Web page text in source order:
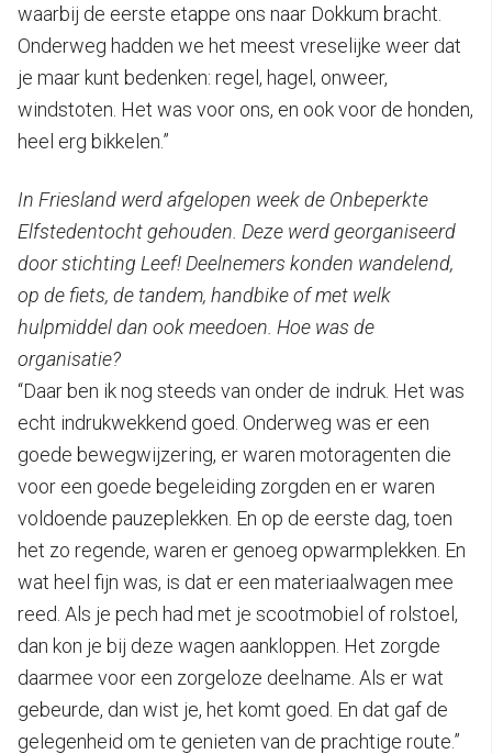
waarbij de eerste etappe ons naar Dokkum bracht.
Onderweg hadden we het meest vreselijke weer dat
je maar kunt bedenken: regel, hagel, onweer,
windstoten. Het was voor ons, en ook voor de honden,
heel erg bikkelen.”
In Friesland werd afgelopen week de Onbeperkte
Elfstedentocht gehouden. Deze werd georganiseerd
door stichting Leef! Deelnemers konden wandelend,
op de fiets, de tandem, handbike of met welk
hulpmiddel dan ook meedoen. Hoe was de
organisatie?
“Daar ben ik nog steeds van onder de indruk. Het was
echt indrukwekkend goed. Onderweg was er een
goede bewegwijzering, er waren motoragenten die
voor een goede begeleiding zorgden en er waren
voldoende pauzeplekken. En op de eerste dag, toen
het zo regende, waren er genoeg opwarmplekken. En
wat heel fijn was, is dat er een materiaalwagen mee
reed. Als je pech had met je scootmobiel of rolstoel,
dan kon je bij deze wagen aankloppen. Het zorgde
daarmee voor een zorgeloze deelname. Als er wat
gebeurde, dan wist je, het komt goed. En dat gaf de
gelegenheid om te genieten van de prachtige route.”